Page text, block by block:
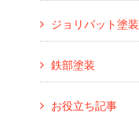
ジョリパット塗装
鉄部塗装
お役立ち記事